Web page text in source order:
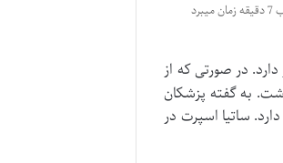
در صورتی که از
به گفته پزشکان
ساتیا اسپرت در